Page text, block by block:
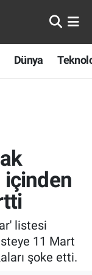
Dünya
içinden
listesi
11 Mart
şoke etti.